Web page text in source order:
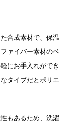
合成素材で、保温
ァイバー素材のベ
にお手入れができ
タイプだとポリエ
もあるため、洗濯